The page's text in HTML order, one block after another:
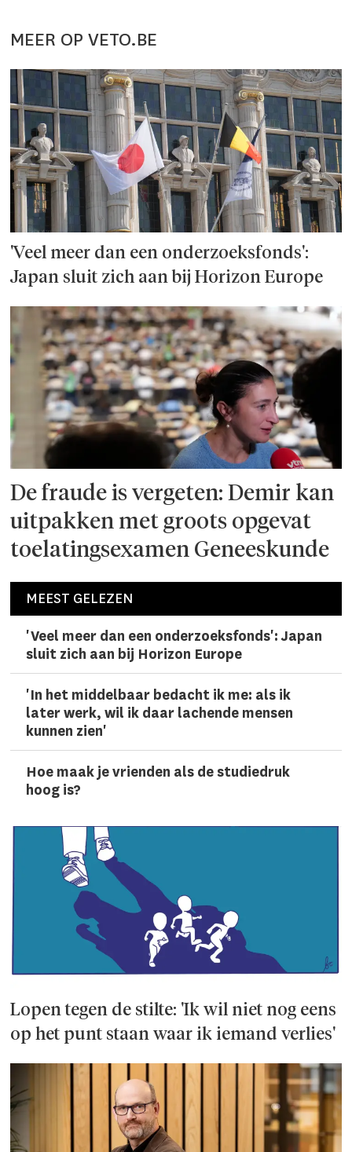
MEER OP VETO.BE
'Veel meer dan een onderzoeks­fonds':
Japan sluit zich aan bij Horizon Europe
De fraude is vergeten: Demir kan
uitpakken met groots opgevat
toelatingsexamen Geneeskunde
MEEST GELEZEN
'Veel meer dan een onderzoeks­fonds': Japan
sluit zich aan bij Horizon Europe
'In het middelbaar bedacht ik me: als ik
later werk, wil ik daar lachen­de mensen
kunnen zien'
Hoe maak je vrienden als de studiedruk
hoog is?
Lopen tegen de stilte: 'Ik wil niet nog eens
op het punt staan waar ik iemand verlies'